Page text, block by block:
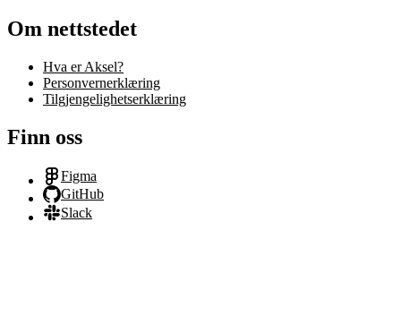
Om nettstedet
Hva er Aksel?
Personvernerklæring
Tilgjengelighetserklæring
Finn oss
Figma
GitHub
Slack